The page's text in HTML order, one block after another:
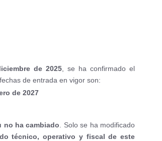
de 2025 , se ha confirmado el
fechas de entrada en vigor son:
de 2027
no ha cambiado . Solo se ha modificado
técnico, operativo y fiscal de este